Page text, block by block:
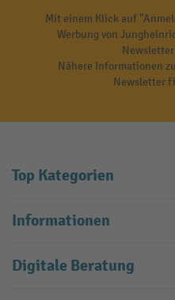
Mit einem Klick auf
Werbung von
Nähere Informationen
Newsletter
Top Kategorien
Informationen
Digitale Beratung